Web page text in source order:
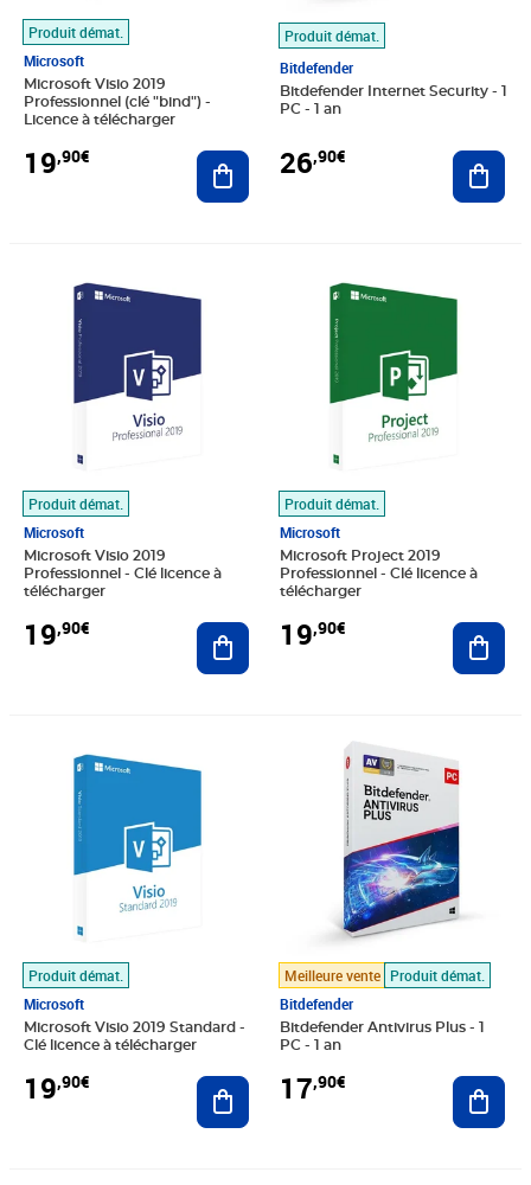
Produit démat.
Microsoft
Microsoft Visio 2019
Professionnel (clé "bind") -
Licence à télécharger
19,90€ Ajouter au panier
Produit démat.
Bitdefender
Bitdefender Internet Security - 1
PC - 1 an
26,90€
Produit démat.
Microsoft
Microsoft Visio 2019
Professionnel - Clé licence à
télécharger
19,90€ Ajouter au panier
Produit démat.
Microsoft
Microsoft Project 2019
Professionnel - Clé licence à
télécharger
19,90€
Produit démat.
Microsoft
Microsoft Visio 2019 Standard -
Clé licence à télécharger
19,90€ Ajouter au panier
Meilleure vente Produit démat.
Bitdefender
Bitdefender Antivirus Plus - 1
PC - 1 an
17,90€
Prix 17,90€